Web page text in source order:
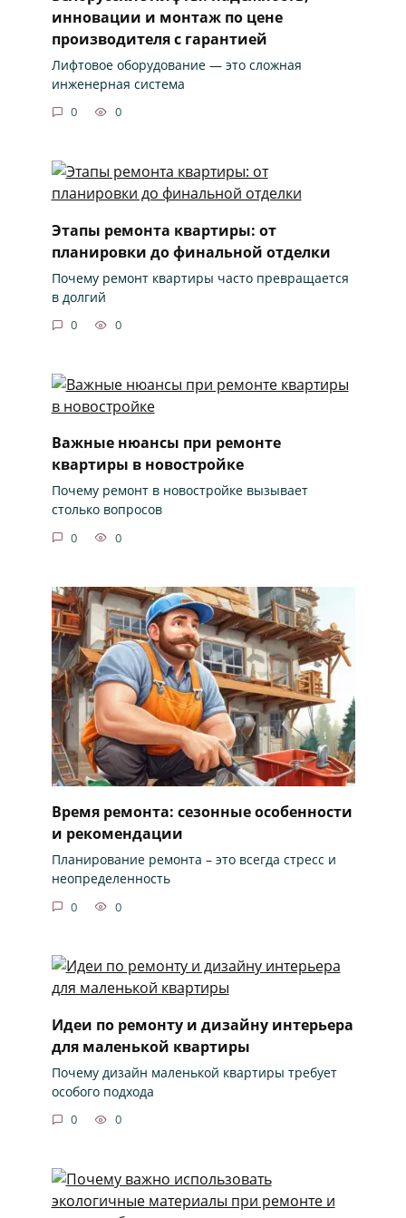
инновации и монтаж по цене
производителя с гарантией
Лифтовое оборудование — это сложная
инженерная система
0 0
Этапы ремонта квартиры: от
планировки до финальной отделки
Почему ремонт квартиры часто превращается
в долгий
0 0
Важные нюансы при ремонте
квартиры в новостройке
Почему ремонт в новостройке вызывает
столько вопросов
0 0
Время ремонта: сезонные особенности
и рекомендации
Планирование ремонта – это всегда стресс и
неопределенность
0 0
Идеи по ремонту и дизайну интерьера
для маленькой квартиры
Почему дизайн маленькой квартиры требует
особого подхода
0 0